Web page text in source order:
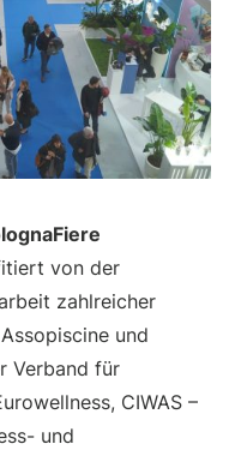
von der
zahlreicher
und
Verband für
CIWAS –
und